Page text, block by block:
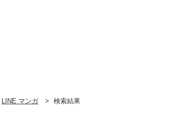
LINE マンガ 検索結果